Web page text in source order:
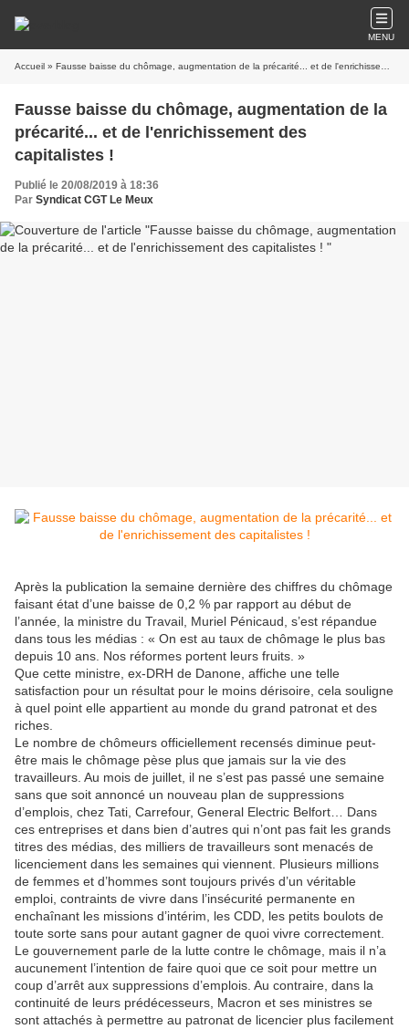
MENU
Accueil » Fausse baisse du chômage, augmentation de la précarité... et de l'enrichissement des capitalistes !
Fausse baisse du chômage, augmentation de la
précarité... et de l'enrichissement des
capitalistes !
Publié le 20/08/2019 à 18:36
Par Syndicat CGT Le Meux
Après la publication la semaine dernière des chiffres du chômage
faisant état d’une baisse de 0,2 % par rapport au début de
l’année, la ministre du Travail, Muriel Pénicaud, s’est répandue
dans tous les médias : « On est au taux de chômage le plus bas
depuis 10 ans. Nos réformes portent leurs fruits. »
Que cette ministre, ex-DRH de Danone, affiche une telle
satisfaction pour un résultat pour le moins dérisoire, cela souligne
à quel point elle appartient au monde du grand patronat et des
riches.
Le nombre de chômeurs officiellement recensés diminue peut-
être mais le chômage pèse plus que jamais sur la vie des
travailleurs. Au mois de juillet, il ne s’est pas passé une semaine
sans que soit annoncé un nouveau plan de suppressions
d’emplois, chez Tati, Carrefour, General Electric Belfort… Dans
ces entreprises et dans bien d’autres qui n’ont pas fait les grands
titres des médias, des milliers de travailleurs sont menacés de
licenciement dans les semaines qui viennent. Plusieurs millions
de femmes et d’hommes sont toujours privés d’un véritable
emploi, contraints de vivre dans l’insécurité permanente en
enchaînant les missions d’intérim, les CDD, les petits boulots de
toute sorte sans pour autant gagner de quoi vivre correctement.
Le gouvernement parle de la lutte contre le chômage, mais il n’a
aucunement l’intention de faire quoi que ce soit pour mettre un
coup d’arrêt aux suppressions d’emplois. Au contraire, dans la
continuité de leurs prédécesseurs, Macron et ses ministres se
sont attachés à permettre au patronat de licencier plus facilement